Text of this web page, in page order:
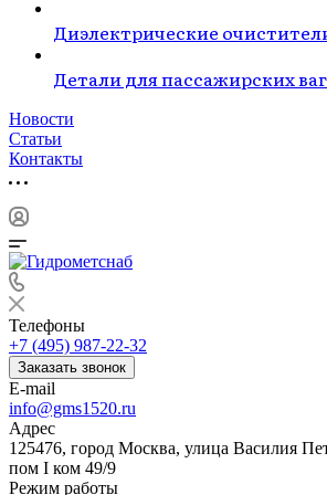
Диэлектрические
Детали для пассажирских
Новости
Статьи
Контакты
Телефоны
+7 (495) 987-22-32
Заказать звонок
E-mail
info@gms1520.ru
Адрес
125476, город Москва, улица Василия
пом I ком 49/9
Режим работы